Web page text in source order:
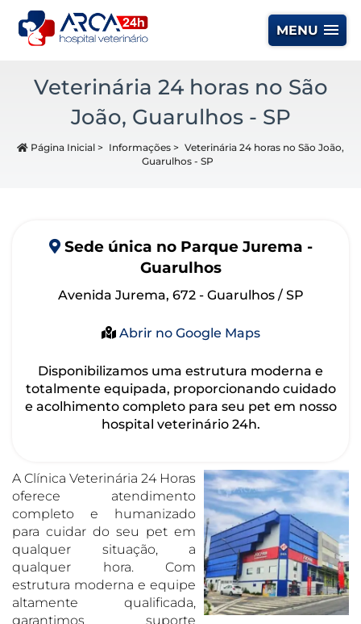
MENU
Veterinária 24 horas no São
João, Guarulhos - SP
Página Inicial > Informações > Veterinária 24 horas no São João,
Guarulhos - SP
Sede única no Parque Jurema -
Guarulhos
Avenida Jurema, 672 - Guarulhos / SP
Abrir no Google Maps
Disponibilizamos uma estrutura moderna e
totalmente equipada, proporcionando cuidado
e acolhimento completo para seu pet em nosso
hospital veterinário 24h.
A Clínica Veterinária 24 Horas
oferece atendimento
completo e humanizado
para cuidar do seu pet em
qualquer situação, a
qualquer hora. Com
estrutura moderna e equipe
altamente qualificada,
garantimos suporte